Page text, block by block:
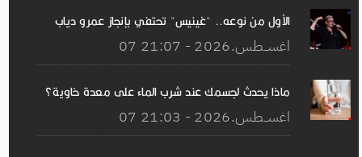
الأول من نوعه.. "غينيس" تحتفي بإنجاز عمرو دياب
07 اغســطس.2026 - 21:07
ماذا يحدث لجسمك عند شرب الماء على معدة خاوية؟
07 اغســطس.2026 - 21:03